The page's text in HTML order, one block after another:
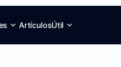
ArtículosÚtil